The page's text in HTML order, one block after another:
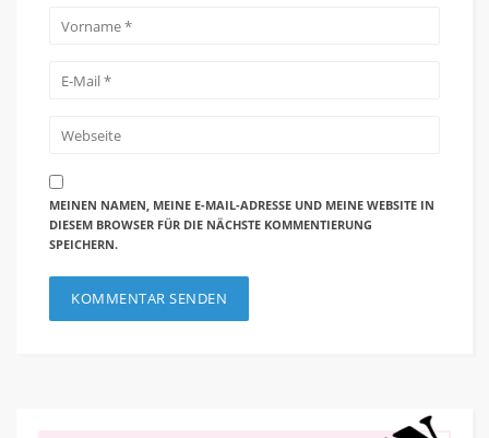
MEINEN NAMEN, MEINE E-MAIL-ADRESSE UND MEINE WEBSITE IN
DIESEM BROWSER FÜR DIE NÄCHSTE KOMMENTIERUNG
SPEICHERN.